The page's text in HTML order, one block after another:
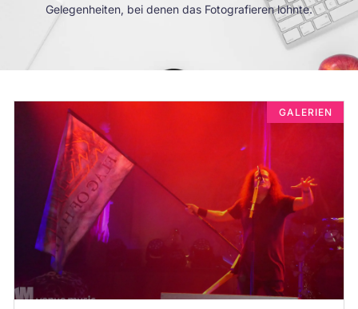
Gelegenheiten, bei denen das Fotografieren lohnte.
GALERIEN